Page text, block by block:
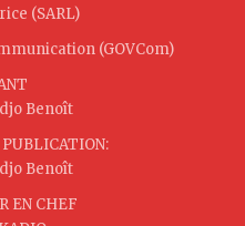
(SARL)
(GOVCom)
Benoît
Benoît
EN CHEF